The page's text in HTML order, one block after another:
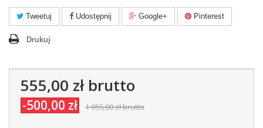
Tweetuj Udostępnij Google+ Pinterest
Drukuj
555,00 złbrutto
-500,00 zł 1 055,00 złbrutto